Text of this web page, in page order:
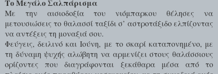
Το Μεγάλο Σαλπάρισμα
Με την αισιοδοξία του νιόμπαρκου θέλησες να
μετουσιώσεις το θαλασσί ταξίδι σ’ αστροτάξιδο ελπίζοντας
να αντέξεις τη μοναξιά σου.
Φεύγεις, δειλινό και Ιούνη, με το σκαρί καταπονημένο, με
τη δύναμη ψυχής αλώβητη να αρμενίζει στους θαλάσσιους
ορίζοντες που διαγράφονται ξεκάθαρα μέσα από το